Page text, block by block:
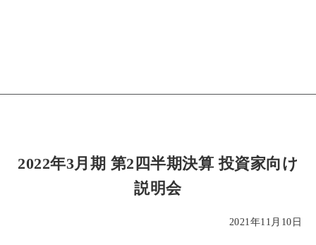
2022年3月期 第2四半期決算 投資家向け
説明会
2021年11月10日